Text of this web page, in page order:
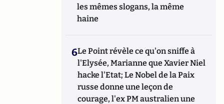
les mêmes slogans, la même
haine
6Le Point révèle ce qu'on sniffe à
l'Elysée, Marianne que Xavier Niel
hacke l'Etat; Le Nobel de la Paix
russe donne une leçon de
courage, l'ex PM australien une